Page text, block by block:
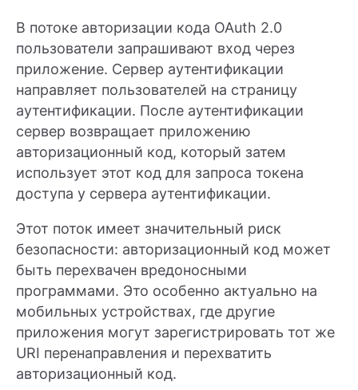
В потоке авторизации кода OAuth 2.0
пользователи запрашивают вход через
приложение. Сервер аутентификации
направляет пользователей на страницу
аутентификации. После аутентификации
сервер возвращает приложению
авторизационный код, который затем
использует этот код для запроса токена
доступа у сервера аутентификации.
Этот поток имеет значительный риск
безопасности: авторизационный код может
быть перехвачен вредоносными
программами. Это особенно актуально на
мобильных устройствах, где другие
приложения могут зарегистрировать тот же
URI перенаправления и перехватить
авторизационный код.